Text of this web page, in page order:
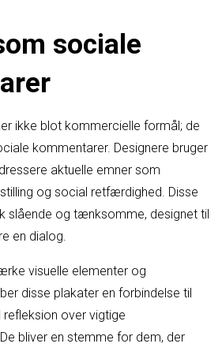
sociale
ikke blot kommercielle formål; de
kommentarer. Designere bruger
aktuelle emner som
og social retfærdighed. Disse
slående og tænksomme, designet til
en dialog.
visuelle elementer og
disse plakater en forbindelse til
over vigtige
bliver en stemme for dem, der